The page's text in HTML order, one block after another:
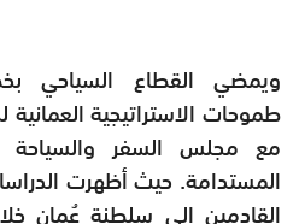
ويمضي القطاع السياحي
طموحات الاستراتيجية
مع مجلس السفر والسياحة
المستدامة. حيث أظهرت